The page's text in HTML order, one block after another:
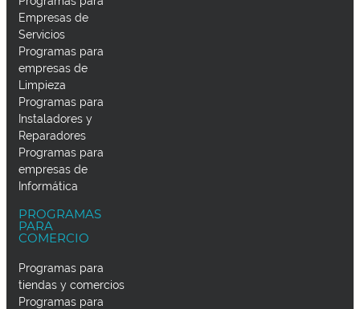
Empresas de
Servicios
Programas para
empresas de
Limpieza
Programas para
Instaladores y
Reparadores
Programas para
empresas de
Informática
PROGRAMAS
PARA
COMERCIO
Programas para
tiendas y comercios
Programas para